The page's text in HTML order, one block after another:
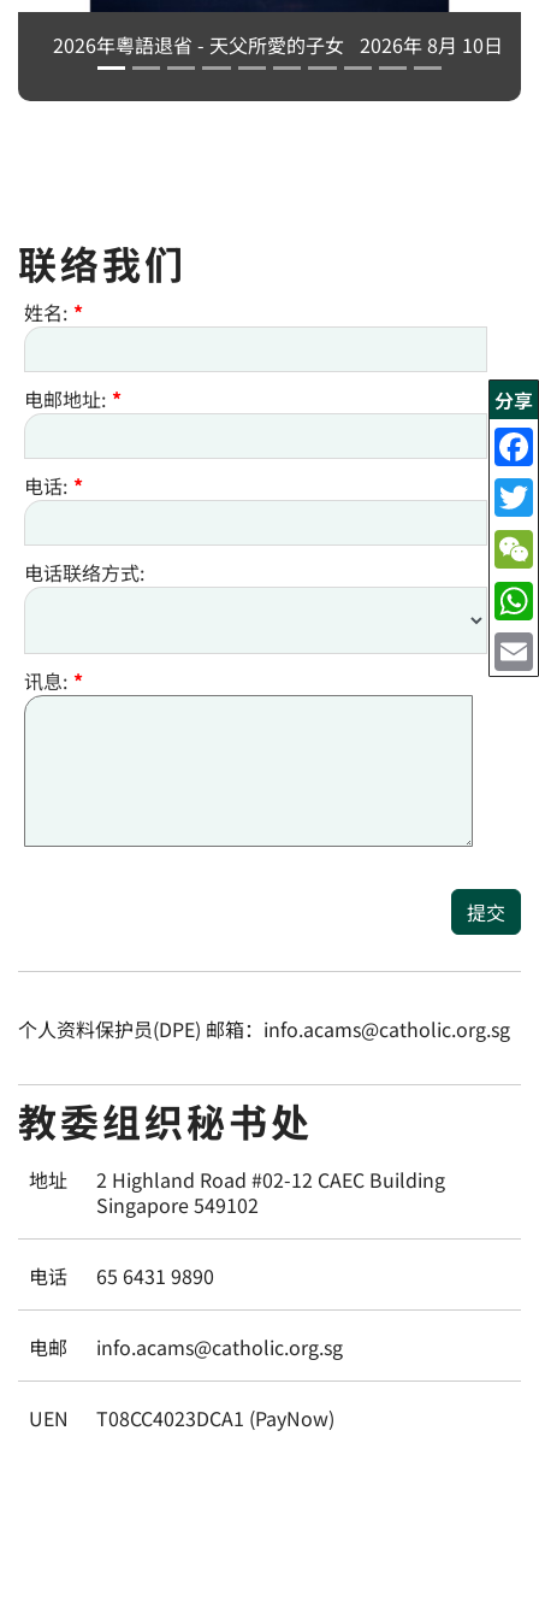
分享
2026年 8月 10日
联络我们
姓名: *
电邮地址: *
电话: *
电话联络方式:
讯息: *
提交
个人资料保护员(DPE) 邮箱：info.acams@catholic.org.sg
教委组织秘书处
地址
2 Highland Road #02-12 CAEC Building
Singapore 549102
电话 65 6431 9890
电邮 info.acams@catholic.org.sg
UEN T08CC4023DCA1 (PayNow)